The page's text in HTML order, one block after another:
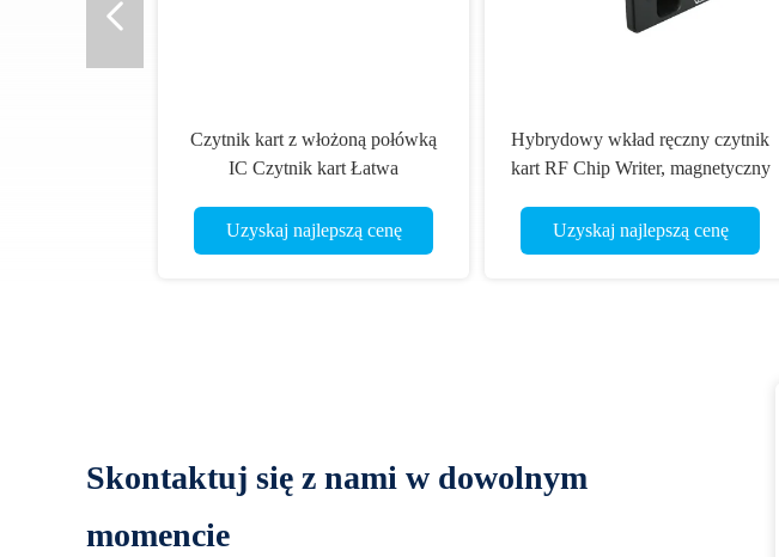
Czytnik kart z włożoną połówką
IC Czytnik kart Łatwa
gier / automatów
Uzyskaj najlepszą cenę
Hybrydowy wkład ręczny czytnik
kart RF Chip Writer, magnetyczny
Uzyskaj najlepszą cenę
Skontaktuj się z nami w dowolnym
momencie